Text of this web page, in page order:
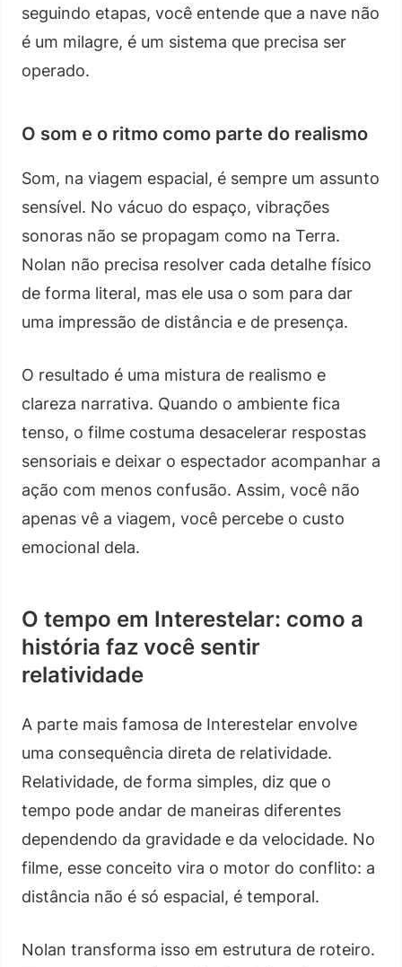
seguindo etapas, você entende que a nave não
é um milagre, é um sistema que precisa ser
operado.
O som e o ritmo como parte do realismo
Som, na viagem espacial, é sempre um assunto
sensível. No vácuo do espaço, vibrações
sonoras não se propagam como na Terra.
Nolan não precisa resolver cada detalhe físico
de forma literal, mas ele usa o som para dar
uma impressão de distância e de presença.
O resultado é uma mistura de realismo e
clareza narrativa. Quando o ambiente fica
tenso, o filme costuma desacelerar respostas
sensoriais e deixar o espectador acompanhar a
ação com menos confusão. Assim, você não
apenas vê a viagem, você percebe o custo
emocional dela.
O tempo em Interestelar: como a
história faz você sentir
relatividade
A parte mais famosa de Interestelar envolve
uma consequência direta de relatividade.
Relatividade, de forma simples, diz que o
tempo pode andar de maneiras diferentes
dependendo da gravidade e da velocidade. No
filme, esse conceito vira o motor do conflito: a
distância não é só espacial, é temporal.
Nolan transforma isso em estrutura de roteiro.